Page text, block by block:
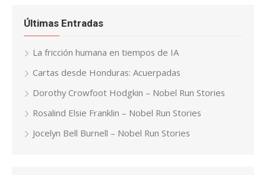
Últimas Entradas
La fricción humana en tiempos de IA
Cartas desde Honduras: Acuerpadas
Dorothy Crowfoot Hodgkin – Nobel Run Stories
Rosalind Elsie Franklin – Nobel Run Stories
Jocelyn Bell Burnell – Nobel Run Stories